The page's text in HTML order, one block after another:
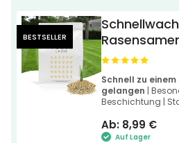
BESTSELLER
Schnell zu
gelangen |
Beschichtung |
Wachstum
Ab: 8,99 €
Auf Lager